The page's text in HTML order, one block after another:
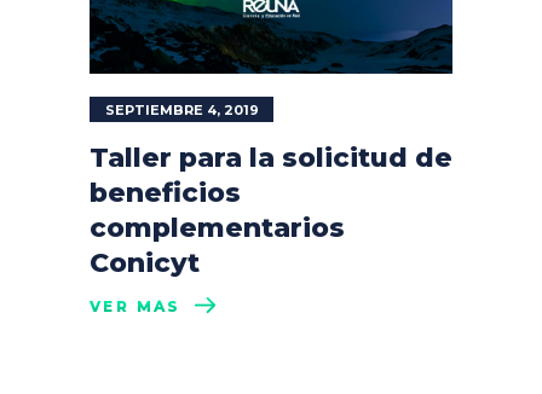
SEPTIEMBRE 4, 2019
Taller para la solicitud de
beneficios
complementarios
Conicyt
VER MÁS